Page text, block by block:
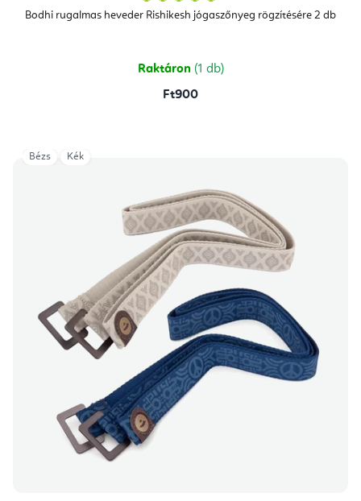
Bodhi rugalmas heveder Rishikesh jógaszőnyeg rögzítésére 2 db
átlagos
értékelése
csillag.
Raktáron (1 db)
Ft900
Bézs Kék